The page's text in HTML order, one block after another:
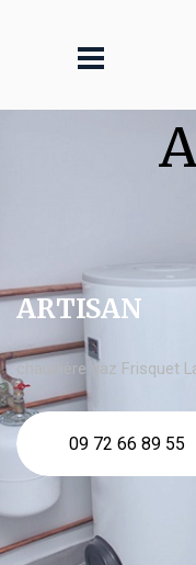
ARTISAN
chaudière gaz Frisquet
09 72 66 89 55